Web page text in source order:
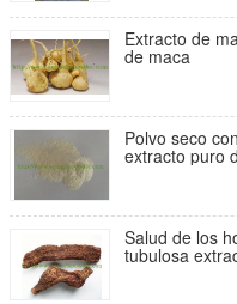
Extracto de
de maca
Polvo seco
extracto puro
Salud de los
tubulosa
Cistanche,